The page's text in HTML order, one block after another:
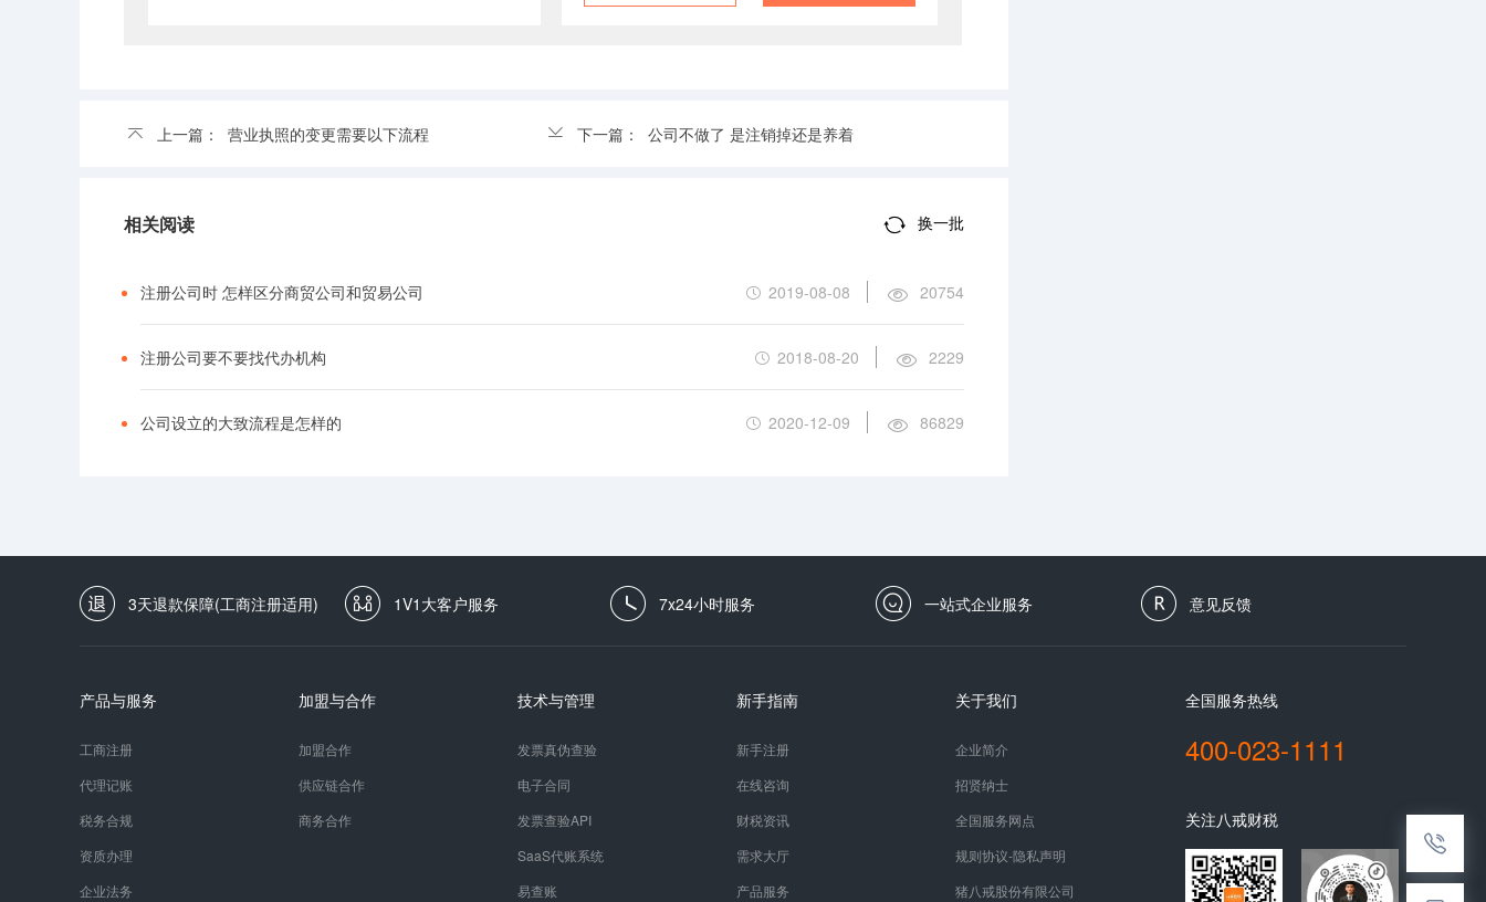
上一篇： 营业执照的变更需要以下流程 下一篇： 公司不做了 是注销掉还是养着
相关阅读 换一批
注册公司时 怎样区分商贸公司和贸易公司 2019-08-08 20754
注册公司要不要找代办机构 2018-08-20 2229
公司设立的大致流程是怎样的 2020-12-09 86829
3天退款保障(工商注册适用) 1V1大客户服务 7x24小时服务 一站式企业服务 意见反馈
产品与服务
工商注册
代理记账
税务合规
资质办理
企业法务
加盟与合作
加盟合作
供应链合作
商务合作
技术与管理
发票真伪查验
电子合同
发票查验API
SaaS代账系统
易查账
新手指南
新手注册
在线咨询
财税资讯
需求大厅
产品服务
关于我们
企业简介
招贤纳士
全国服务网点
规则协议-隐私声明
猪八戒股份有限公司
全国服务热线
400-023-1111
关注八戒财税